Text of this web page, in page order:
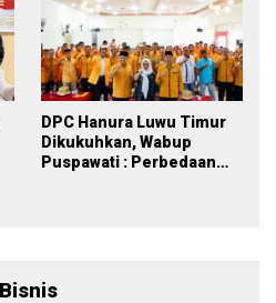
DPC Hanura Luwu Timur
Dikukuhkan, Wabup
Puspawati : Perbedaan